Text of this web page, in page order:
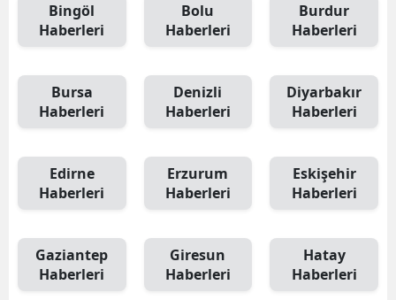
Bingöl
Haberleri
Bolu
Haberleri
Burdur
Haberleri
Bursa
Haberleri
Denizli
Haberleri
Diyarbakır
Haberleri
Edirne
Haberleri
Erzurum
Haberleri
Eskişehir
Haberleri
Gaziantep
Haberleri
Giresun
Haberleri
Hatay
Haberleri